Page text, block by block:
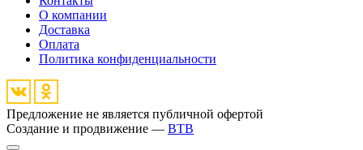
О компании
Доставка
Оплата
Политика конфиденциальности
Предложение не является публичной офертой
Создание и продвижение — BTB